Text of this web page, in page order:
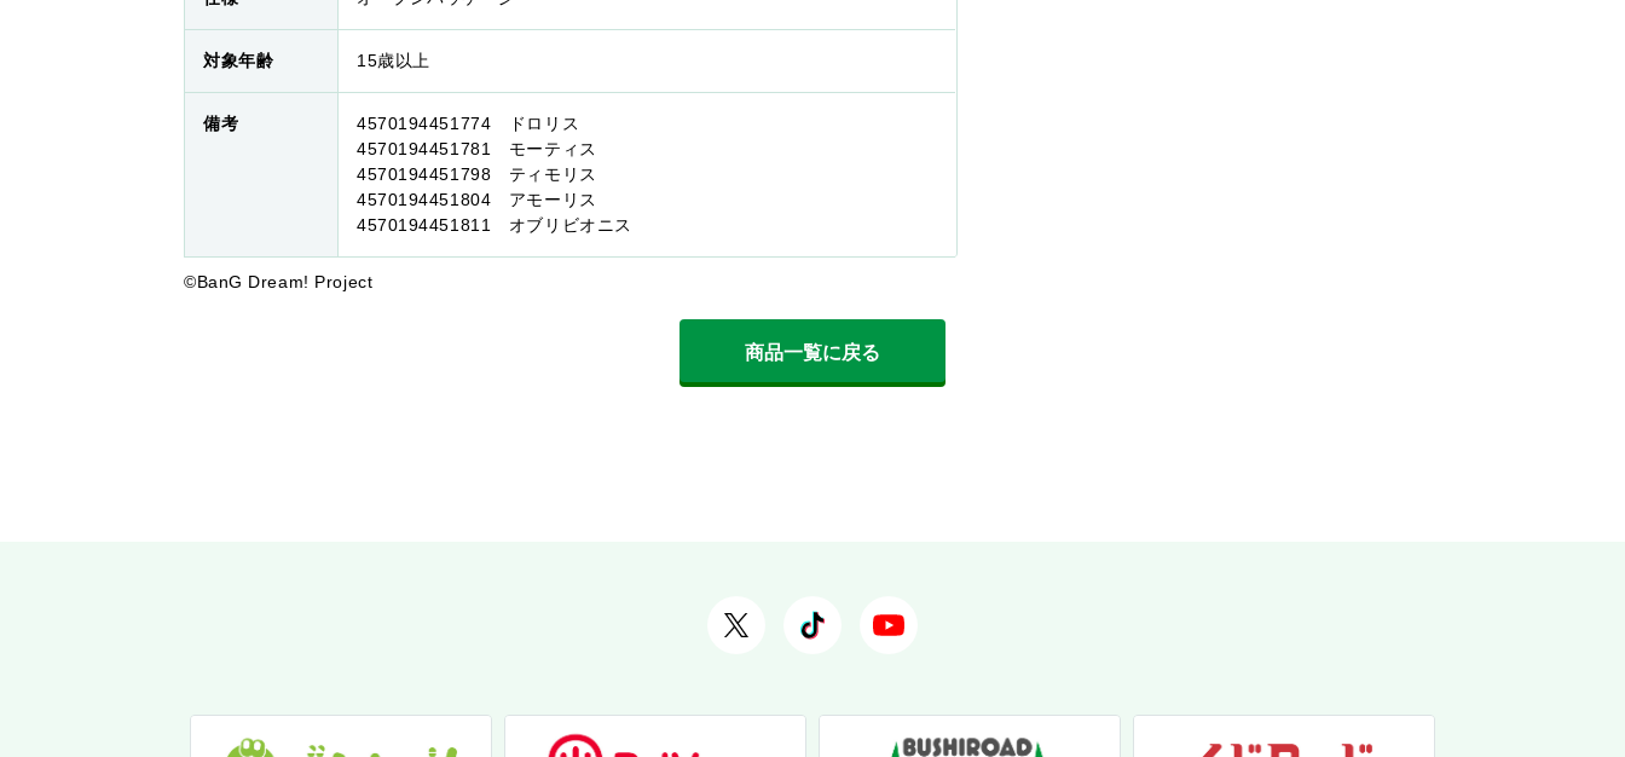
対象年齢 15歳以上
備考
4570194451774 ドロリス
4570194451781 モーティス
4570194451798 ティモリス
4570194451804 アモーリス
4570194451811 オブリビオニス
©BanG Dream! Project
商品一覧に戻る